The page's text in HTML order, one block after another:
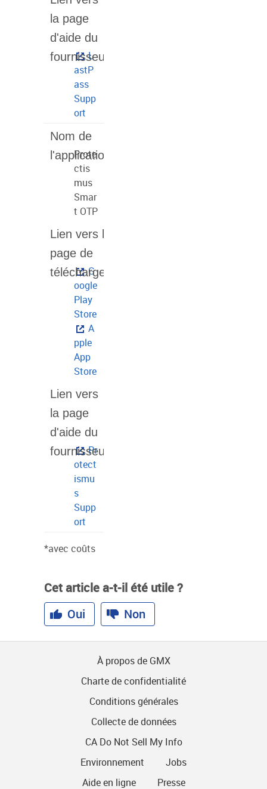
L
astP
ass
Supp
ort
Prote
ctis
mus
Smar
t OTP
G
oogle
Play
Store
A
pple
App
Store
Pr
otect
ismu
s
Supp
ort
*avec coûts
Cet article a-t-il été utile ?
Oui
Non
À propos de GMX
Charte de confidentialité
Conditions générales
Collecte de données
CA Do Not Sell My Info
Environnement
Jobs
Aide en ligne
Presse